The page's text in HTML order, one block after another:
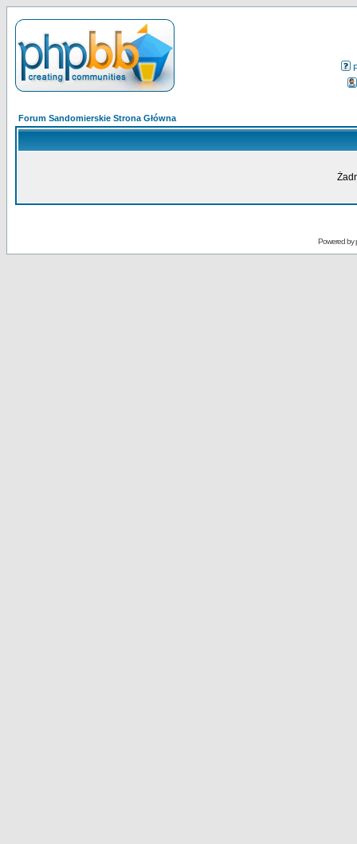
Forum Sandomierskie Strona Główna
Powered by